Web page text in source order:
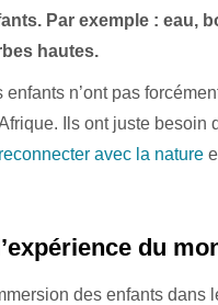
Par exemple : eau,
hautes.
enfants n’ont pas
Ils ont juste besoin
reconnecter avec la nature
du
des enfants